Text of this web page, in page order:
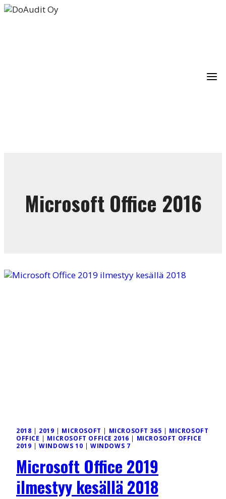
Siirry
Microsoft Office 2016
2018 | 2019 | MICROSOFT | MICROSOFT 365 | MICROSOFT
OFFICE | MICROSOFT OFFICE 2016 | MICROSOFT OFFICE
2019 |WINDOWS 10 | WINDOWS 7
Microsoft Office 2019
ilmestyy kesällä 2018